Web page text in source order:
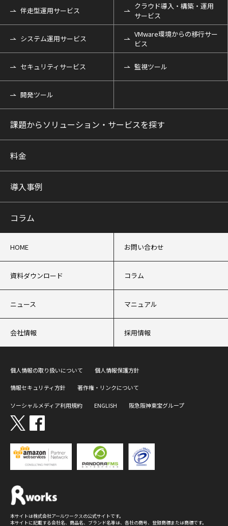
伴走型運用サービス
クラウド導入・構築・運用
サービス
システム運用サービス
VMware環境からの移行サー
ビス
セキュリティサービス 監視ツール
開発ツール
課題からソリューション・サービスを探す
料金
導入事例
コラム
HOME お問い合わせ
資料ダウンロード コラム
ニュース マニュアル
会社情報 採用情報
個人情報の取り扱いについて 個人情報保護方針
情報セキュリティ方針 著作権・リンクについて
ソーシャルメディア利用規約 ENGLISH 阪急阪神東宝グループ
本サイトは株式会社アールワークスの公式サイトです。
本サイトに記載する会社名、商品名、ブランド名等は、各社の商号、登録商標または商標です。